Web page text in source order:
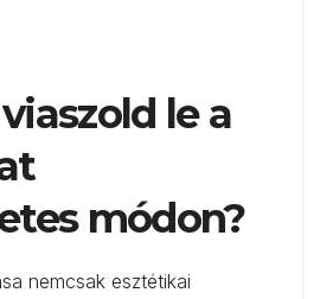
le a
módon?
nemcsak esztétikai